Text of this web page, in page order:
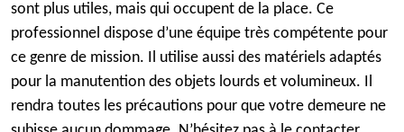
sont plus utiles, mais qui occupent de la place. Ce
professionnel dispose d’une équipe très compétente pour
ce genre de mission. Il utilise aussi des matériels adaptés
pour la manutention des objets lourds et volumineux. Il
rendra toutes les précautions pour que votre demeure ne